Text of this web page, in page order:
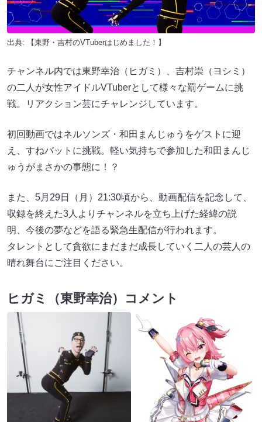
出典: 【東野・吉村のVTuberはじめました！】
チャンネル内では東野幸治（ヒガミ）、吉村崇（ヨシミ）
の二人が女性アイドルVTuberとして様々な罰ゲームに挑
戦。リアクション芸にチャレンジしています。
初回動画ではネルソンズ・和田まんじゅうをゲストに迎
え、すねバットに挑戦。軽い気持ちで参加した和田まんじ
ゅうがまさかの事態に！？
また、5月29日（月）21:30頃から、動画配信を記念して、
収録を終えた3人よりチャンネルを立ち上げた経緯の説
明、今後の夢などを語る緊急生配信が行われます。
タレントとして貪欲にまだまだ成長していく二人の芸人の
晴れ舞台にご注目ください。
ヒガミ（東野幸治）コメント